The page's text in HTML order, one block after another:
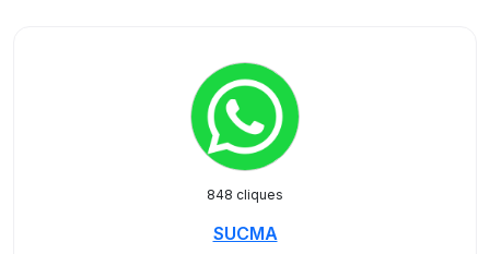
848 cliques
SUCMA